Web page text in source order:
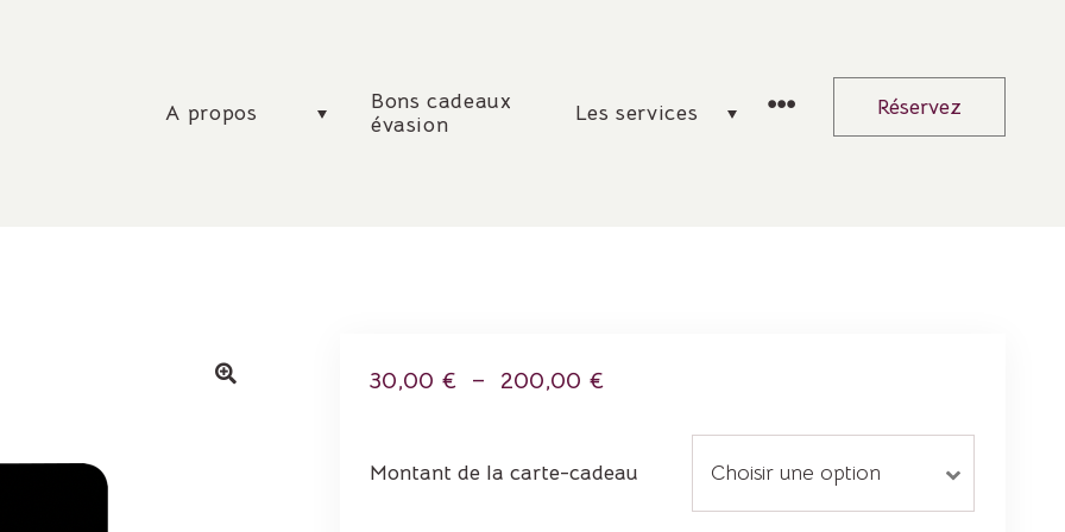
A propos
Bons cadeaux
évasion
Les services Réservez
30,00 € – 200,00 €
30,00 €
Montant de la carte-cadeau